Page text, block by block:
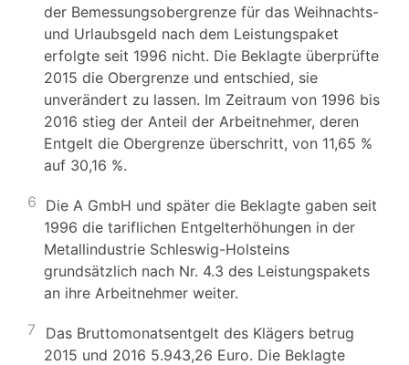
der Bemessungsobergrenze für das Weihnachts-
und Urlaubsgeld nach dem Leistungspaket
erfolgte seit 1996 nicht. Die Beklagte überprüfte
2015 die Obergrenze und entschied, sie
unverändert zu lassen. Im Zeitraum von 1996 bis
2016 stieg der Anteil der Arbeitnehmer, deren
Entgelt die Obergrenze überschritt, von 11,65 %
auf 30,16 %.
6 Die A GmbH und später die Beklagte gaben seit
1996 die tariflichen Entgelterhöhungen in der
Metallindustrie Schleswig-Holsteins
grundsätzlich nach Nr. 4.3 des Leistungspakets
an ihre Arbeitnehmer weiter.
7
Das Bruttomonatsentgelt des Klägers betrug
2015 und 2016 5.943,26 Euro. Die Beklagte